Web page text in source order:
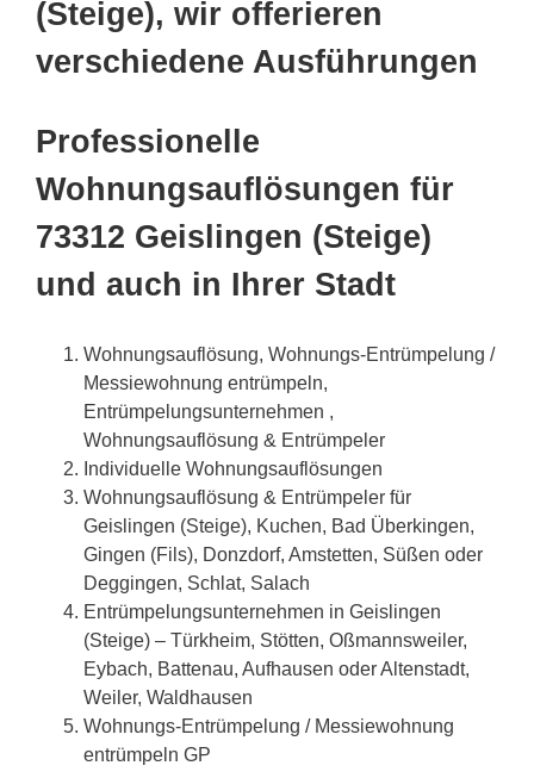
(Steige), wir offerieren
verschiedene Ausführungen
Professionelle
Wohnungsauflösungen für
73312 Geislingen (Steige)
und auch in Ihrer Stadt
Wohnungsauflösung, Wohnungs-Entrümpelung /
Messiewohnung entrümpeln,
Entrümpelungsunternehmen ,
Wohnungsauflösung & Entrümpeler
Individuelle Wohnungsauflösungen
Wohnungsauflösung & Entrümpeler für
Geislingen (Steige), Kuchen, Bad Überkingen,
Gingen (Fils), Donzdorf, Amstetten, Süßen oder
Deggingen, Schlat, Salach
Entrümpelungsunternehmen in Geislingen
(Steige) – Türkheim, Stötten, Oßmannsweiler,
Eybach, Battenau, Aufhausen oder Altenstadt,
Weiler, Waldhausen
Wohnungs-Entrümpelung / Messiewohnung
entrümpeln GP